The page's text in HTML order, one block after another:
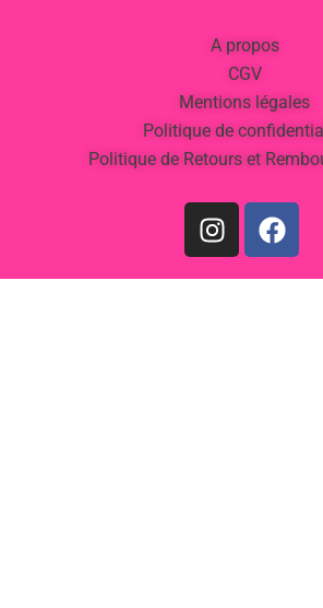
A propos
CGV
Mentions légales
Politique de
Politique de Retours et